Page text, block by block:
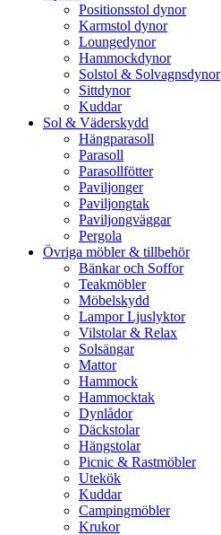
Positionsstol dynor
Karmstol dynor
Loungedynor
Hammockdynor
Solstol & Solvagnsdynor
Sittdynor
Kuddar
Sol & Väderskydd
Hängparasoll
Parasoll
Parasollfötter
Paviljonger
Paviljongtak
Paviljongväggar
Pergola
Övriga möbler & tillbehör
Bänkar och Soffor
Teakmöbler
Möbelskydd
Lampor Ljuslyktor
Vilstolar & Relax
Solsängar
Mattor
Hammock
Hammocktak
Dynlådor
Däckstolar
Hängstolar
Picnic & Rastmöbler
Utekök
Kuddar
Campingmöbler
Krukor